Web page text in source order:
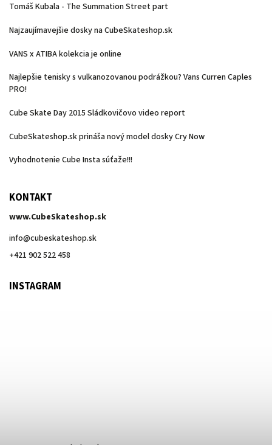
Tomáš Kubala - The Summation Street part
Najzaujímavejšie dosky na CubeSkateshop.sk
VANS x ATIBA kolekcia je online
Najlepšie tenisky s vulkanozovanou podrážkou? Vans Curren Caples
PRO!
Cube Skate Day 2015 Sládkovičovo video report
CubeSkateshop.sk prináša nový model dosky Cry Now
Vyhodnotenie Cube Insta súťaže!!!
KONTAKT
www.CubeSkateshop.sk
info@cubeskateshop.sk
+421 902 522 458
INSTAGRAM